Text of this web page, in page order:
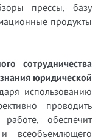
прессы, базу
продукты
сотрудничества
юридической
использованию
проводить
обеспечит
всеобъемлющего